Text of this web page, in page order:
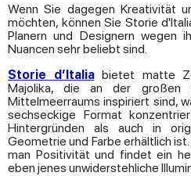
Wenn Sie dagegen Kreativität
möchten, können Sie Storie
Planern und Designern wegen
Nuancen sehr beliebt sind.
Storie d’Italiabietet matte
Majolika, die an der großen
Mittelmeerraums inspiriert sind,
sechseckige Format
Hintergründen als auch in
Geometrie und Farbe erhältlich
man Positivität und findet ein
eben jenes unwiderstehliche